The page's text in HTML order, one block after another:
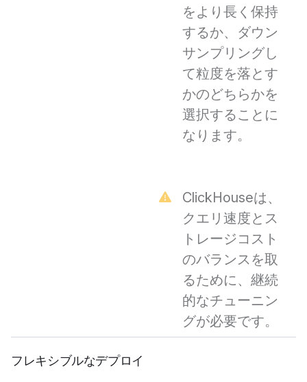
をより長く保持
するか、ダウン
サンプリングし
て粒度を落とす
かのどちらかを
選択することに
なります。
ClickHouseは、
クエリ速度とス
トレージコスト
のバランスを取
るために、継続
的なチューニン
グが必要です。
フレキシブルなデプロイ